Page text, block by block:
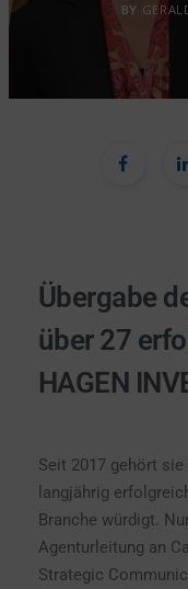
BY
Übergabe
über 27
HAGEN
Seit 2017 gehört sie
langjährig
Branche würdigt.
Agenturleitung an
Strategic